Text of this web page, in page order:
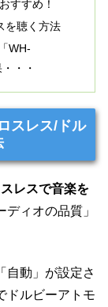
すすめ！
を聴く方法
WH-
・・
スレス/ドル
レスで音楽を
ィオの品質」
自動」が設定さ
ドルビーアトモ